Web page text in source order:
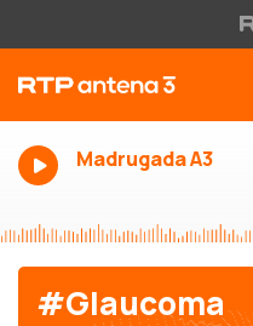
Madrugada A3
#Glaucoma